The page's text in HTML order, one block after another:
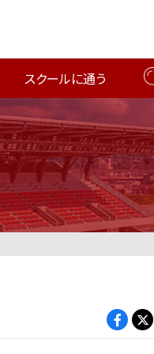
スクールに通う